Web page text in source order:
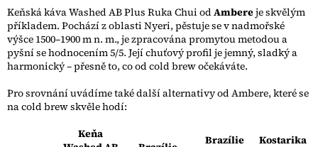
Keňská káva Washed AB Plus Ruka Chui od Ambereje skvělým
příkladem. Pochází z oblasti Nyeri, pěstuje se v nadmořské
výšce 1500–1900 m n. m., je zpracována promytou metodou a
pyšní se hodnocením 5/5. Její chuťový profil je jemný, sladký a
harmonický – přesně to, co od cold brew očekáváte.
Pro srovnání uvádíme také další alternativy od Ambere, které se
na cold brew skvěle hodí:
Keňa
Brazílie
Kostarika